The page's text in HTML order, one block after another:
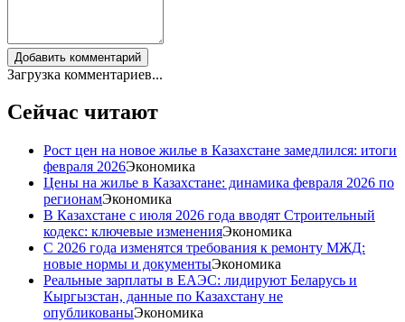
Добавить комментарий
Загрузка комментариев...
Сейчас читают
Рост цен на новое жилье в Казахстане замедлился: итоги
февраля 2026Экономика
Цены на жилье в Казахстане: динамика февраля 2026 по
регионамЭкономика
В Казахстане с июля 2026 года вводят Строительный
кодекс: ключевые измененияЭкономика
С 2026 года изменятся требования к ремонту МЖД:
новые нормы и документыЭкономика
Реальные зарплаты в ЕАЭС: лидируют Беларусь и
Кыргызстан, данные по Казахстану не
опубликованыЭкономика